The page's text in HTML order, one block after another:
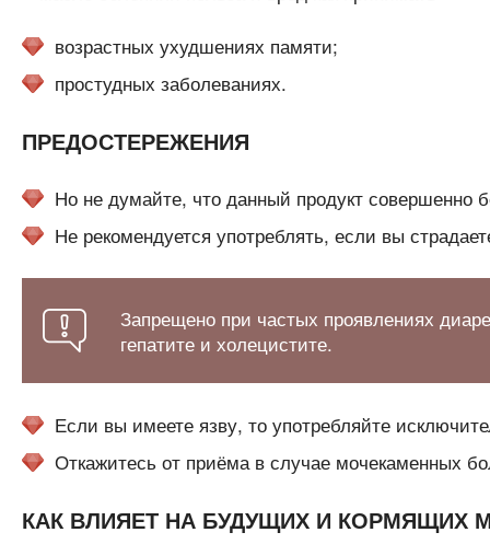
возрастных ухудшениях памяти;
простудных заболеваниях.
ПРЕДОСТЕРЕЖЕНИЯ
Но не думайте, что данный продукт совершенно
Не рекомендуется употреблять, если вы
Запрещено при частых проявлениях
гепатите и холецистите.
Если вы имеете язву, то употребляйте
Откажитесь от приёма в случае мочекаменных
КАК ВЛИЯЕТ НА БУДУЩИХ И КОРМЯЩИХ